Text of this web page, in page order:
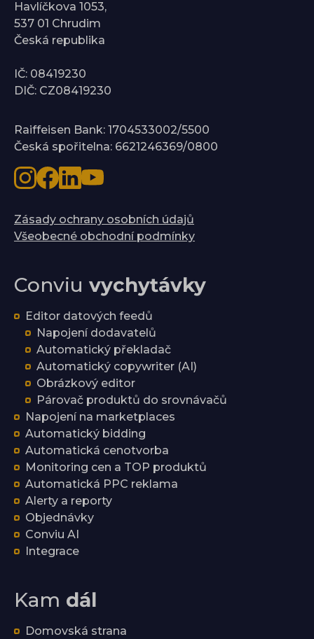
Havlíčkova 1053,
537 01 Chrudim
Česká republika
IČ: 08419230
DIČ: CZ08419230
Raiffeisen Bank: 1704533002/5500
Česká spořitelna: 6621246369/0800
Zásady ochrany osobních údajů
Všeobecné obchodní podmínky
Conviu vychytávky
Editor datových feedů
Napojení dodavatelů
Automatický překladač
Automatický copywriter (AI)
Obrázkový editor
Párovač produktů do srovnávačů
Napojení na marketplaces
Automatický bidding
Automatická cenotvorba
Monitoring cen a TOP produktů
Automatická PPC reklama
Alerty a reporty
Objednávky
Conviu AI
Integrace
Kam dál
Domovská strana